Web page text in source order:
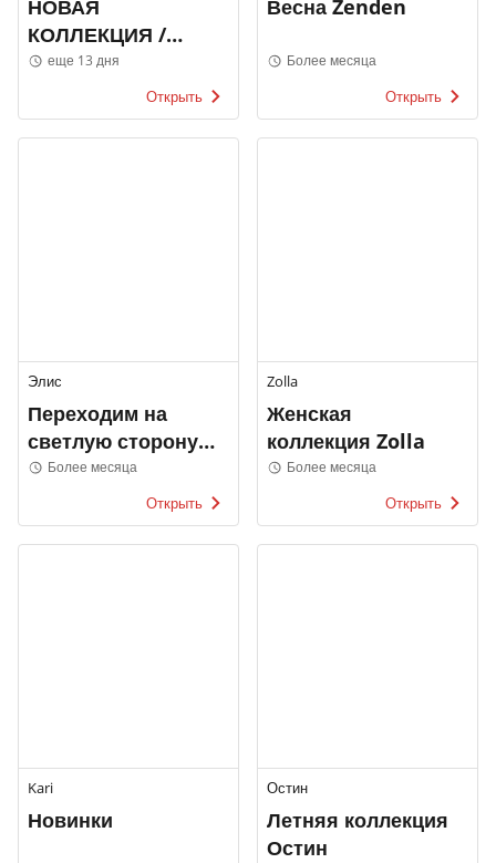
НОВАЯ
КОЛЛЕКЦИЯ /
МУЖЧИНЫ
еще 13 дня
Открыть
Весна Zenden
Более месяца
Открыть
Элис
Переходим на
светлую сторону
Элис
Более месяца
Открыть
Zolla
Женская
коллекция Zolla
Более месяца
Открыть
Kari
Новинки
Остин
Летняя коллекция
Остин